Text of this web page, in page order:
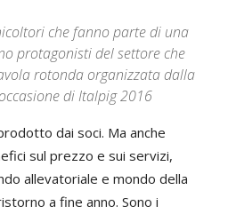
che fanno parte di una
protagonisti del settore che
rotonda organizzata dalla
di Italpig 2016
dai soci. Ma anche
sul prezzo e sui servizi,
allevatoriale e mondo della
a fine anno. Sono i